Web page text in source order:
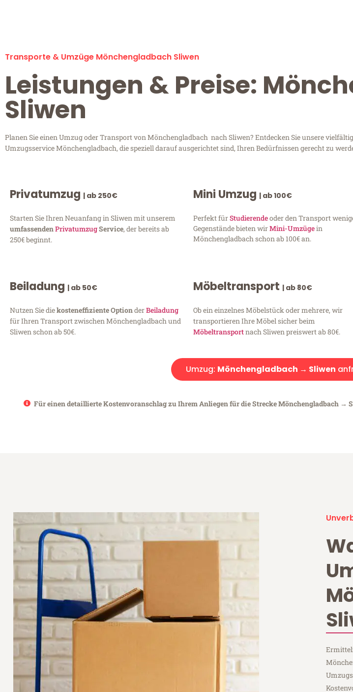
Transporte & Umzüge Mönchengladbach Sliwen
Leistungen & Preise:
Sliwen
Planen Sie einen Umzug oder Transport von Mönchengladbach nach Sliwen? Entdecken Sie unsere
Umzugsservice Mönchengladbach, die speziell darauf ausgerichtet sind, Ihren Bedürfnissen gerecht zu
Privatumzug | ab 250€
Starten Sie Ihren Neuanfang in Sliwen mit unserem
umfassendenPrivatumzugService, der bereits ab
250€ beginnt.
Mini Umzug | ab 100€
Perfekt fürStudierendeoder den Transport
Gegenstände bieten wirMini-Umzügein
Mönchengladbach schon ab 100€ an.
Beiladung | ab 50€
Nutzen Sie diekosteneffiziente OptionderBeiladung
für Ihren Transport zwischen Mönchengladbach und
Sliwen schon ab 50€.
Möbeltransport | ab 80€
Ob ein einzelnes Möbelstück oder mehrere, wir
transportieren Ihre Möbel sicher beim
Möbeltransportnach Sliwen preiswert ab 80€.
Umzug: Mönchengladbach → Sliwen
Für einen detaillierte Kostenvoranschlag zu Ihrem Anliegen für die Strecke Mönchengladbach →